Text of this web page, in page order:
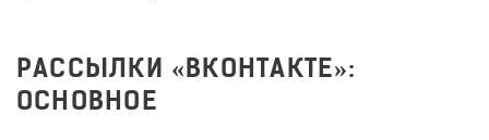
РАССЫЛКИ «ВКОНТАКТЕ»:
ОСНОВНОЕ